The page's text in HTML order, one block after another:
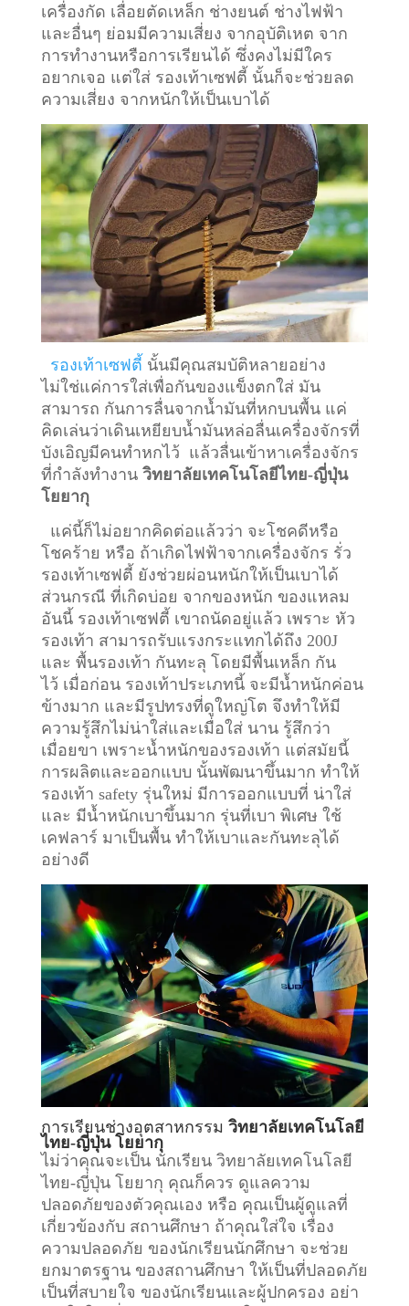
เครื่องกัด เลื่อยตัดเหล็ก ช่างยนต์ ช่างไฟฟ้า
และอื่นๆ ย่อมมีความเสี่ยง จากอุบัติเหต จาก
การทำงานหรือการเรียนได้ ซึ่งคงไม่มีใคร
อยากเจอ แต่ใส่ รองเท้าเซฟตี้ นั้นก็จะช่วยลด
ความเสี่ยง จากหนักให้เป็นเบาได้
รองเท้าเซฟตี้ นั้นมีคุณสมบัติหลายอย่าง
ไม่ใช่แค่การใส่เพื่อกันของแข็งตกใส่ มัน
สามารถ กันการลื่นจากน้ำมันที่หกบนพื้น แค่
คิดเล่นว่าเดินเหยียบน้ำมันหล่อลื่นเครื่องจักรที่
บังเอิญมีคนทำหกไว้ แล้วลื่นเข้าหาเครื่องจักร
ที่กำลังทำงาน วิทยาลัยเทคโนโลยีไทย-ญี่ปุ่น
โยยากุ
แค่นี้ก็ไม่อยากคิดต่อแล้วว่า จะโชคดีหรือ
โชคร้าย หรือ ถ้าเกิดไฟฟ้าจากเครื่องจักร รั่ว
รองเท้าเซฟตี้ ยังช่วยผ่อนหนักให้เป็นเบาได้
ส่วนกรณี ที่เกิดบ่อย จากของหนัก ของแหลม
อันนี้ รองเท้าเซฟตี้ เขาถนัดอยู่แล้ว เพราะ หัว
รองเท้า สามารถรับแรงกระแทกได้ถึง 200J
และ พื้นรองเท้า กันทะลุ โดยมีพื้นเหล็ก กัน
ไว้ เมื่อก่อน รองเท้าประเภทนี้ จะมีน้ำหนักค่อน
ข้างมาก และมีรูปทรงที่ดูใหญ่โต จึงทำให้มี
ความรู้สึกไม่น่าใส่และเมื่อใส่ นาน รู้สึกว่า
เมื่อยขา เพราะน้ำหนักของรองเท้า แต่สมัยนี้
การผลิตและออกแบบ นั้นพัฒนาขึ้นมาก ทำให้
รองเท้า safety รุ่นใหม่ มีการออกแบบที่ น่าใส่
และ มีน้ำหนักเบาขึ้นมาก รุ่นที่เบา พิเศษ ใช้
เคฟลาร์ มาเป็นพื้น ทำให้เบาและกันทะลุได้
อย่างดี
การเรียนช่างอุตสาหกรรม วิทยาลัยเทคโนโลยี
ไทย-ญี่ปุ่น โยยากุ
ไม่ว่าคุณจะเป็น นักเรียน วิทยาลัยเทคโนโลยี
ไทย-ญี่ปุ่น โยยากุ คุณก็ควร ดูแลความ
ปลอดภัยของตัวคุณเอง หรือ คุณเป็นผู้ดูแลที่
เกี่ยวข้องกับ สถานศึกษา ถ้าคุณใส่ใจ เรื่อง
ความปลอดภัย ของนักเรียนนักศึกษา จะช่วย
ยกมาตรฐาน ของสถานศึกษา ให้เป็นที่ปลอดภัย
เป็นที่สบายใจ ของนักเรียนและผู้ปกครอง อย่า